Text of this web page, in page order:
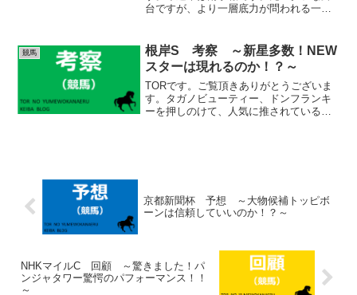
台ですが、より一層底力が問われる一戦
分かれそうですね。出走馬 考察
（netkeiba想定人気順...
競馬
根岸S 考察 ～新星多数！NEW
スターは現れるのか！？～
TORです。ご覧頂きありがとうございま
す。タガノビューティー、ドンフランキ
ーを押しのけて、人気に推されているフ
京都新聞杯 予想 ～大物候補トッピボ
ーンは信頼していいのか！？～
NHKマイルC 回顧 ～驚きました！パ
ンジャタワー驚愕のパフォーマンス！！
～